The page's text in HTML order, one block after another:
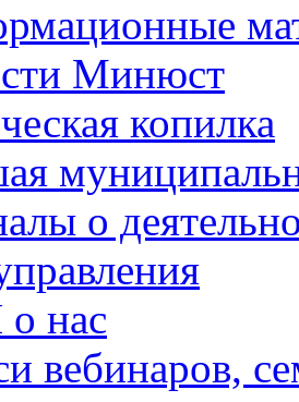
Минюст
копилка
о
нас
вебинаров,